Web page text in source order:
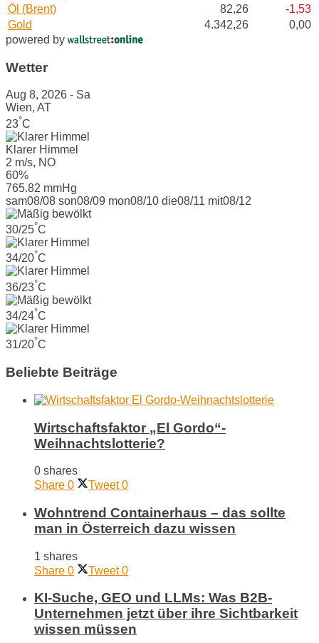
Öl (Brent)
82,26
-1,53
Gold
4.342,26
0,00
powered by
Wetter
Aug 8, 2026 - Sa
Wien, AT
23°C
Klarer Himmel
2 m/s, NO
60%
765.82 mmHg
sam08/08 son08/09 mon08/10 die08/11 mit08/12
30/25°C
34/20°C
36/23°C
34/24°C
31/20°C
Beliebte Beiträge
Wirtschaftsfaktor „El Gordo“-
Weihnachtslotterie?
0 shares
Share 0 Tweet 0
Wohntrend Containerhaus – das sollte
man in Österreich dazu wissen
1 shares
Share 0 Tweet 0
KI-Suche, GEO und LLMs: Was B2B-
Unternehmen jetzt über ihre Sichtbarkeit
wissen müssen